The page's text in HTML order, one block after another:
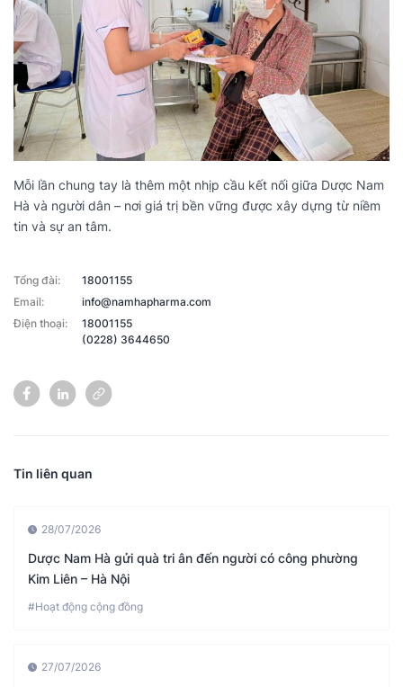
Mỗi lần chung tay là thêm một nhịp cầu kết nối giữa Dược Nam
Hà và người dân – nơi giá trị bền vững được xây dựng từ niềm
tin và sự an tâm.
Tổng đài:
18001155
Email:
info@namhapharma.com
Điện thoại:
18001155
(0228) 3644650
Tin liên quan
28/07/2026
Dược Nam Hà gửi quà tri ân đến người có công phường
Kim Liên – Hà Nội
#Hoạt động cộng đồng
27/07/2026